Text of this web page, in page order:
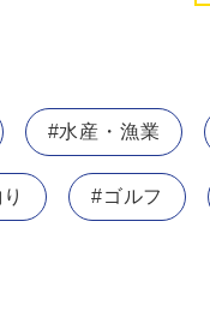
#水産・漁業
#ゴルフ